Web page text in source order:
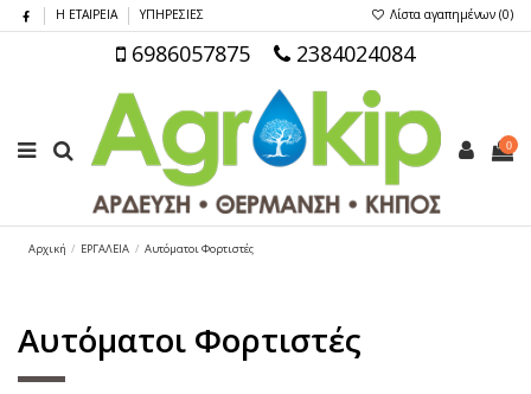
Η ΕΤΑΙΡΕΙΑ ΥΠΗΡΕΣΙΕΣ Λίστα αγαπημένων (0)
6986057875 2384024084
0
Αρχική ΕΡΓΑΛΕΙΑ Αυτόματοι Φορτιστές
Αυτόματοι Φορτιστές